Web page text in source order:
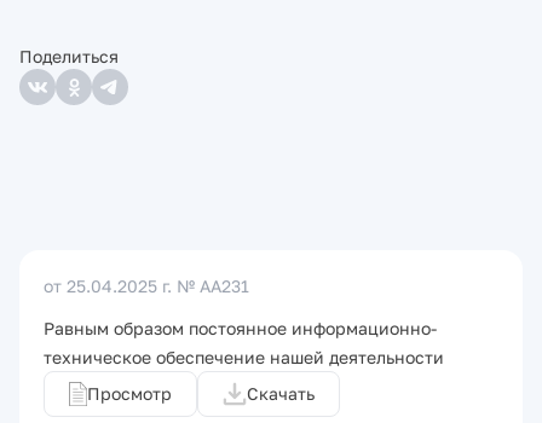
Поделиться
от 25.04.2025 г. № АА231
Равным образом постоянное информационно-
техническое обеспечение нашей деятельности
Просмотр
Скачать